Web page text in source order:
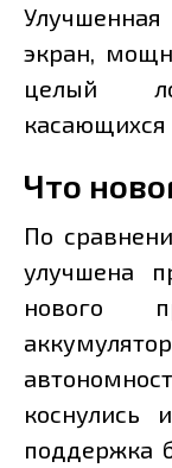
экран,
целый
Что
По
улучшена
нового
коснулись
поддержка